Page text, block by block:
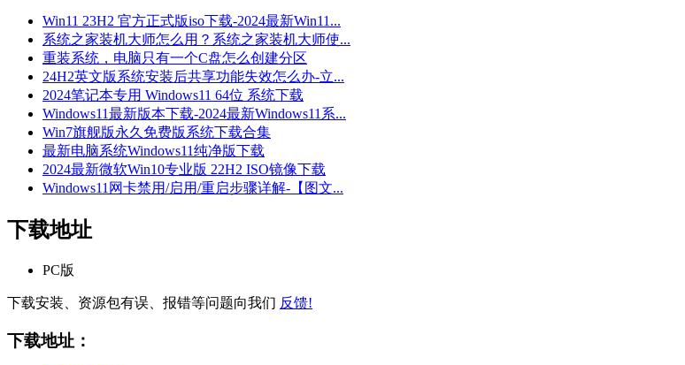
Win11 23H2 官方正式版iso下载-2024最新Win11...
系统之家装机大师怎么用？系统之家装机大师使...
重装系统，电脑只有一个C盘怎么创建分区
24H2英文版系统安装后共享功能失效怎么办-立...
2024笔记本专用 Windows11 64位 系统下载
Windows11最新版本下载-2024最新Windows11系...
Win7旗舰版永久免费版系统下载合集
最新电脑系统Windows11纯净版下载
2024最新微软Win10专业版 22H2 ISO镜像下载
Windows11网卡禁用/启用/重启步骤详解-【图文...
下载地址
PC版
下载安装、资源包有误、报错等问题向我们 反馈!
下载地址：